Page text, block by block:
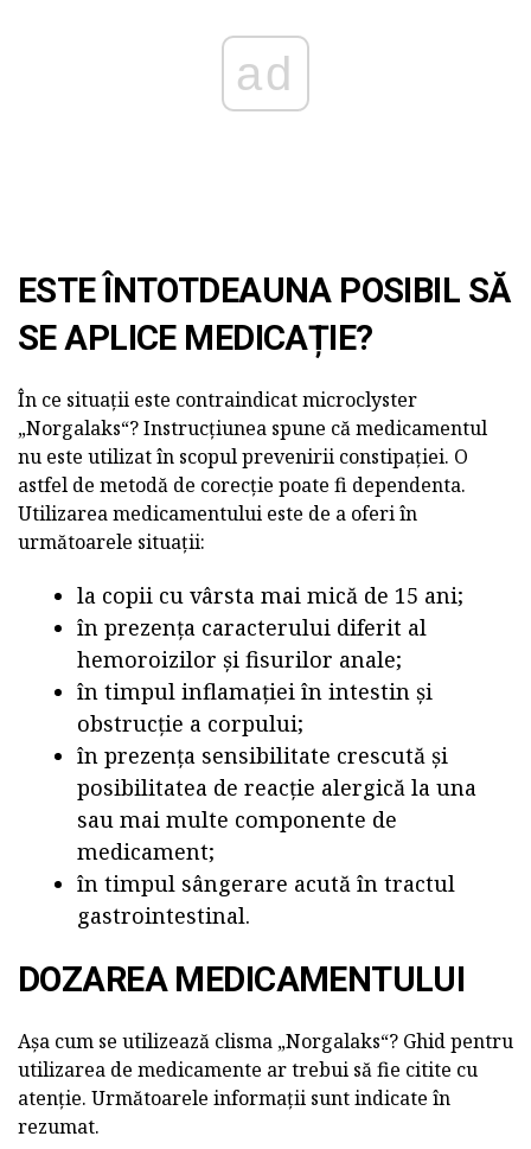
ad
ESTE ÎNTOTDEAUNA POSIBIL SĂ
SE APLICE MEDICAȚIE?
În ce situații este contraindicat microclyster
„Norgalaks“? Instrucțiunea spune că medicamentul
nu este utilizat în scopul prevenirii constipației. O
astfel de metodă de corecție poate fi dependenta.
Utilizarea medicamentului este de a oferi în
următoarele situații:
la copii cu vârsta mai mică de 15 ani;
în prezența caracterului diferit al
hemoroizilor și fisurilor anale;
în timpul inflamației în intestin și
obstrucție a corpului;
în prezența sensibilitate crescută și
posibilitatea de reacție alergică la una
sau mai multe componente de
medicament;
în timpul sângerare acută în tractul
gastrointestinal.
DOZAREA MEDICAMENTULUI
Așa cum se utilizează clisma „Norgalaks“? Ghid pentru
utilizarea de medicamente ar trebui să fie citite cu
atenție. Următoarele informații sunt indicate în
rezumat.